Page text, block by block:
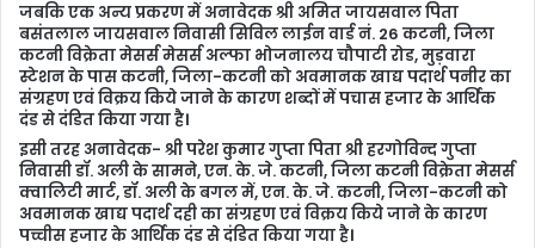
जबकि एक अन्य प्रकरण में अनावेदक श्री अमित जायसवाल पिता
बसंतलाल जायसवाल निवासी सिविल लाईन वार्ड नं. 26 कटनी, जिला
कटनी विक्रेता मेसर्स मेसर्स अल्फा भोजनालय चौपाटी रोड, मुड़वारा
स्टेशन के पास कटनी, जिला-कटनी को अवमानक खाद्य पदार्थ पनीर का
संग्रहण एवं विक्रय किये जाने के कारण शब्दों में पचास हजार के आर्थिक
दंड से दंडित किया गया है।
इसी तरह अनावेदक- श्री परेश कुमार गुप्ता पिता श्री हरगोविन्द गुप्ता
निवासी डॉ. अली के सामने, एन. के. जे. कटनी, जिला कटनी विक्रेता मेसर्स
क्वालिटी मार्ट, डॉ. अली के बगल में, एन. के. जे. कटनी, जिला-कटनी को
अवमानक खाद्य पदार्थ दही का संग्रहण एवं विक्रय किये जाने के कारण
पच्चीस हजार के आर्थिक दंड से दंडित किया गया है।